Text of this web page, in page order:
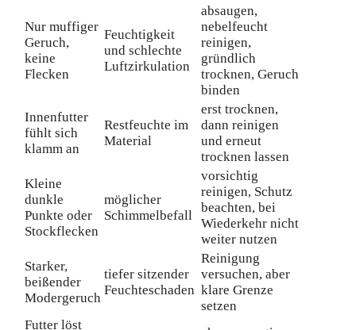
Nur muffiger
Geruch,
keine
Flecken
Feuchtigkeit
und schlechte
Luftzirkulation
absaugen,
nebelfeucht
reinigen,
gründlich
trocknen, Geruch
binden
Innenfutter
fühlt sich
klamm an
Restfeuchte im
Material
erst trocknen,
dann reinigen
und erneut
trocknen lassen
Kleine
dunkle
Punkte oder
Stockflecken
möglicher
Schimmelbefall
vorsichtig
reinigen, Schutz
beachten, bei
Wiederkehr nicht
weiter nutzen
Starker,
beißender
Modergeruch
tiefer sitzender
Feuchteschaden
Reinigung
versuchen, aber
klare Grenze
setzen
Futter löst